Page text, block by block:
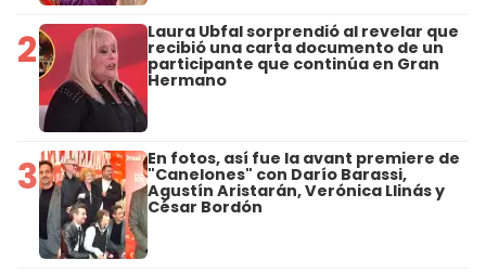
2 Laura Ubfal sorprendió al revelar que
recibió una carta documento de un
participante que continúa en Gran
Hermano
3 En fotos, así fue la avant premiere de
"Canelones" con Darío Barassi,
Agustín Aristarán, Verónica Llinás y
César Bordón